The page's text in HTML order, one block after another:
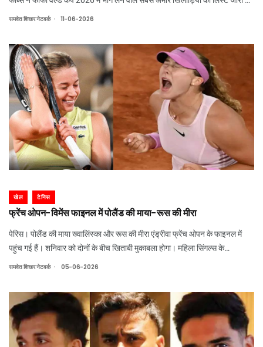
है। इसमें पुर्तगाल के स्टार फुटबॉलर क्रिस्टियानो रोनाल्डो टॉप पर हैं। वहीं, अर्जेंटीना क
समवेत शिखर नेटवर्क . 11-06-2026
खेल टेनिस
फ्रेंच ओपन-विमेंस फाइनल में पोलैंड की माया-रूस की मीरा
पेरिस। पोलैंड की माया ख्वालिंस्का और रूस की मीरा एंड्रीवा फ्रेंच ओपन के फाइनल में
पहुंच गई हैं। शनिवार को दोनों के बीच खिताबी मुकाबला होगा। महिला सिंगल्स के
सेमीफाइनल में माया ख्वालिंस्का ने 25वीं वरीयता प्राप्त डायना श्नाइडर को 7-6 (4), 6-4
समवेत शिखर नेटवर्क . 05-06-2026